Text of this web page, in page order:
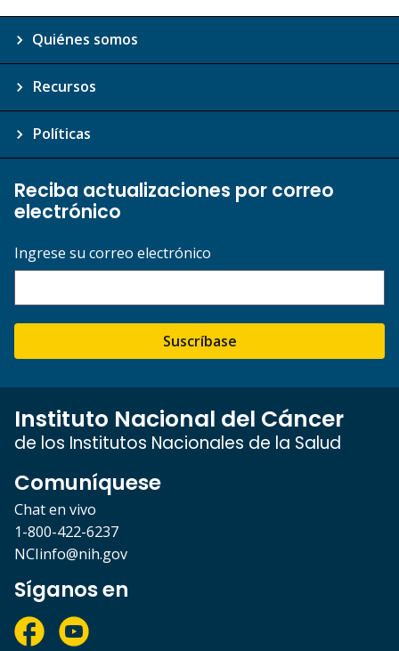
Quiénes somos
Recursos
Políticas
Reciba actualizaciones por correo
electrónico
Ingrese su correo electrónico
Suscríbase
Instituto Nacional del Cáncer
de los Institutos Nacionales de la Salud
Comuníquese
Chat en vivo
1-800-422-6237
NCIinfo@nih.gov
Síganos en